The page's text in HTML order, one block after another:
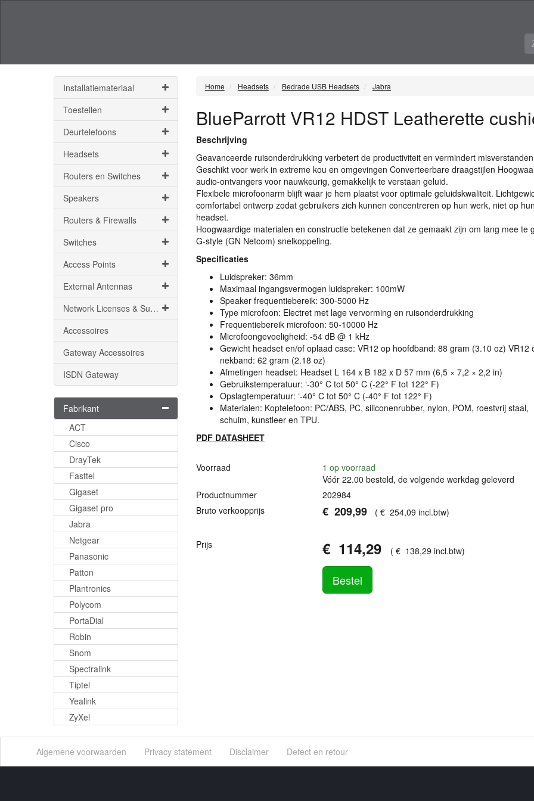
Installatiemateriaal
Toestellen
Deurtelefoons
Headsets
Routers en Switches
Speakers
Routers & Firewalls
Switches
Access Points
External Antennas
Network Licenses & Support
Accessoires
Gateway Accessoires
ISDN Gateway
Fabrikant
ACT
Cisco
DrayTek
Fasttel
Gigaset
Gigaset pro
Jabra
Netgear
Panasonic
Patton
Plantronics
Polycom
PortaDial
Robin
Snom
Spectralink
Tiptel
Yealink
ZyXel
Home Headsets Bedrade USB Headsets Jabra
BlueParrott VR12 HDST Leatherette
Beschrijving
Geavanceerde ruisonderdrukking verbetert de productiviteit en vermindert
Geschikt voor werk in extreme kou en omgevingen Converteerbare draagstijlen
audio-ontvangers voor nauwkeurig, gemakkelijk te verstaan geluid.
Flexibele microfoonarm blijft waar je hem plaatst voor optimale geluidskwaliteit.
comfortabel ontwerp zodat gebruikers zich kunnen concentreren op hun werk, niet op
headset.
Hoogwaardige materialen en constructie betekenen dat ze gemaakt zijn om lang mee te
G-style (GN Netcom) snelkoppeling.
Specificaties
Luidspreker: 36mm
Maximaal ingangsvermogen luidspreker: 100mW
Speaker frequentiebereik: 300-5000 Hz
Type microfoon: Electret met lage vervorming en ruisonderdrukking
Frequentiebereik microfoon: 50-10000 Hz
Microfoongevoeligheid: -54 dB @ 1 kHz
Gewicht headset en/of oplaad case: VR12 op hoofdband: 88 gram (3.10 oz) VR12
nekband: 62 gram (2.18 oz)
Afmetingen headset: Headset L 164 x B 182 x D 57 mm (6,5 × 7,2 × 2,2 in)
Gebruikstemperatuur: ‘-30° C tot 50° C (-22° F tot 122° F)
Opslagtemperatuur: ‘-40° C tot 50° C (-40° F tot 122° F)
Materialen: Koptelefoon: PC/ABS, PC, siliconenrubber, nylon, POM, roestvrij staal,
schuim, kunstleer en TPU.
PDF DATASHEET
Voorraad 1op voorraad
Vóór 22.00 besteld, de volgende werkdag geleverd
Productnummer
202984
Bruto verkoopprijs
€ 209,99 (€ 254,09 incl.btw)
Prijs € 114,29 (€ 138,29 incl.btw)
Bestel
Algemene voorwaarden Privacy statement Disclaimer Defect en retour